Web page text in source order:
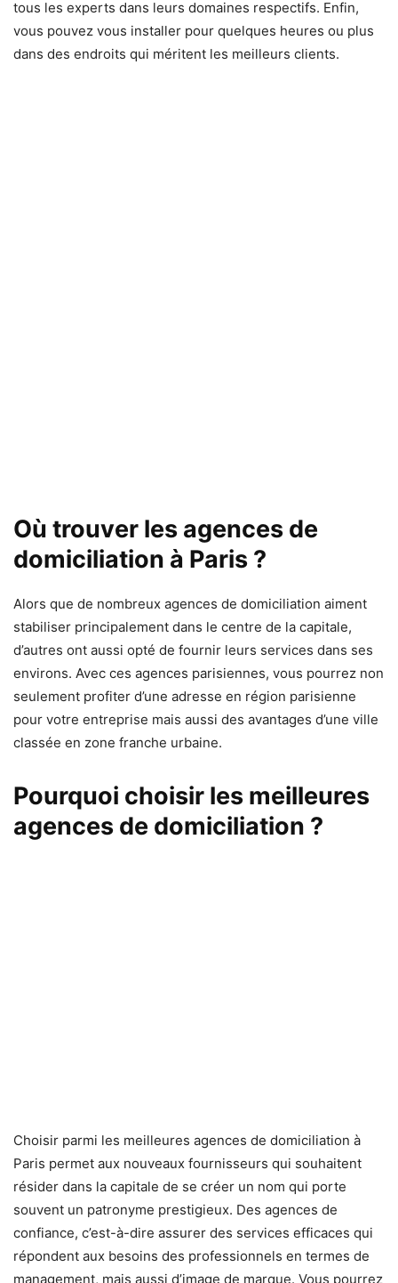
tous les experts dans leurs domaines respectifs. Enfin,
vous pouvez vous installer pour quelques heures ou plus
dans des endroits qui méritent les meilleurs clients.
Où trouver les agences de
domiciliation à Paris ?
Alors que de nombreux agences de domiciliation aiment
stabiliser principalement dans le centre de la capitale,
d’autres ont aussi opté de fournir leurs services dans ses
environs. Avec ces agences parisiennes, vous pourrez non
seulement profiter d’une adresse en région parisienne
pour votre entreprise mais aussi des avantages d’une ville
classée en zone franche urbaine.
Pourquoi choisir les meilleures
agences de domiciliation ?
Choisir parmi les meilleures agences de domiciliation à
Paris permet aux nouveaux fournisseurs qui souhaitent
résider dans la capitale de se créer un nom qui porte
souvent un patronyme prestigieux. Des agences de
confiance, c’est-à-dire assurer des services efficaces qui
répondent aux besoins des professionnels en termes de
management, mais aussi d’image de marque. Vous pourrez